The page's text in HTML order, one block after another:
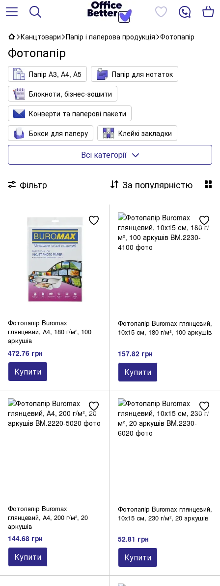
Канцтовари Папір і паперова продукція Фотопапір
Фотопапір
Папір А3, А4, А5
Папір для нотаток
Блокноти, бізнес-зошити
Конверти та паперові пакети
Бокси для паперу
Клейкі закладки
Книги обліку, канцелярські книги
Папір для факс- і касових апаратів
Папір копіювальний, міліметровий, калька
Самоклеючі етикетки
Фотопапір
Цінники
Щоденники, тижневики, планінги
Бланкова продукція
Календарі
Папір А1
Всі категорії
Фільтр За популярністю
Фотопапір Buromax
глянцевий, А4, 180 г/м², 100
аркушів
472.76 грн
Купити
Фотопапір Buromax глянцевий,
10х15 см, 180 г/м², 100 аркушів
157.82 грн
Купити
Фотопапір Buromax
глянцевий, А4, 200 г/м², 20
аркушів
144.68 грн
Купити
Фотопапір Buromax глянцевий,
10х15 см, 230 г/м², 20 аркушів
52.81 грн
Купити